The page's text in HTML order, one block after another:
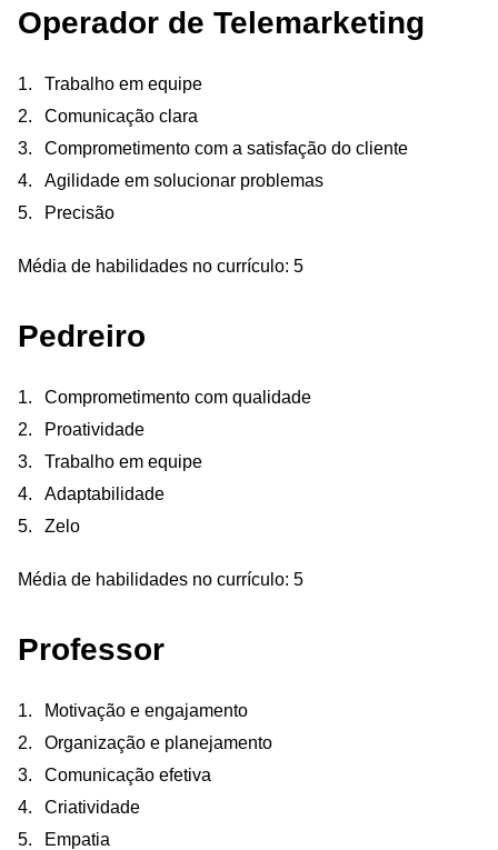
Operador de Telemarketing
Trabalho em equipe
Comunicação clara
Comprometimento com a satisfação do cliente
Agilidade em solucionar problemas
Precisão
Média de habilidades no currículo: 5
Pedreiro
Comprometimento com qualidade
Proatividade
Trabalho em equipe
Adaptabilidade
Zelo
Média de habilidades no currículo: 5
Professor
Motivação e engajamento
Organização e planejamento
Comunicação efetiva
Criatividade
Empatia